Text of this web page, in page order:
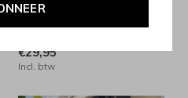
Grace palmellato riem -
taupe
€29,95
Incl. btw